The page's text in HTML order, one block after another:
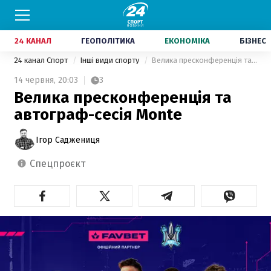
24 КАНАЛ ГЕОПОЛІТИКА ЕКОНОМІКА БІЗНЕС
24 канал Спорт Інші види спорту Велика пресконференція та автограф-сесія Monte
14 червня, 20:03 3
Велика пресконференція та
автограф-сесія Monte
Ігор Саджениця
спецпроєкт